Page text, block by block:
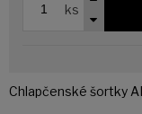
ks
Chlapčenské šortky